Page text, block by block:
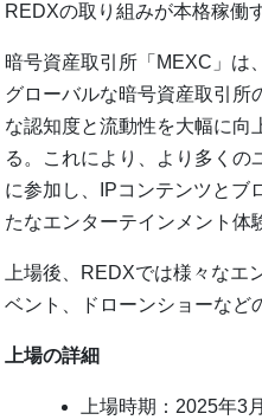
REDXの取り組みが本格稼働
暗号資産取引所「MEXC」は
グローバルな暗号資産取引所
な認知度と流動性を大幅に向
る。これにより、より多くの
に参加し、IPコンテンツとブ
たなエンターテインメント体
上場後、REDXでは様々なエ
ベント、ドローンショーなど
上場の詳細
上場時期：2025年3